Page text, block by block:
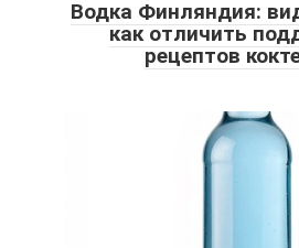
Водка Финляндия:
как отличить
рецептов